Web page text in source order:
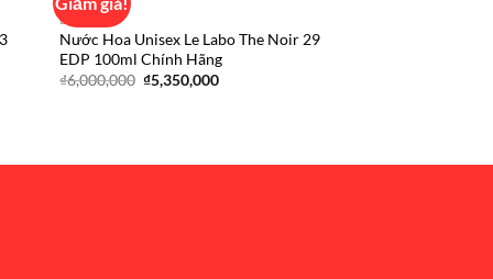
to
Add to
LE LABO
Nước Hoa Unisex Le Labo The Noir 29
EDP 100ml Chính Hãng
₫6,000,000 Giá
gốc
₫5,350,000Giá